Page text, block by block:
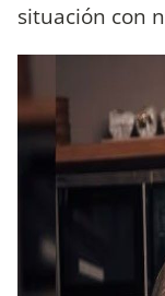
situación con